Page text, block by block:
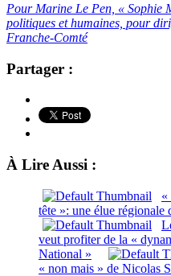
Pour Marine Le Pen, « Sophie
politiques et humaines, pour
Franche-Comté
Partager :
À Lire Aussi :
«
tête »: une élue régionale
veut profiter de la «
National »
« non mais » de Nicolas